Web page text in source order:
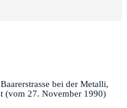
bei der Metalli,
(vom 27. November 1990)